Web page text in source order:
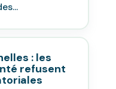
: les
refusent